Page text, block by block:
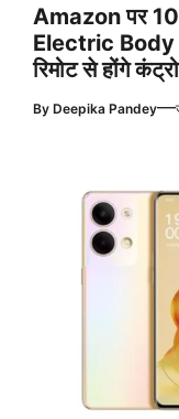
Amazon पर
Electric Body
रिमोट से होंगे
By Deepika Pandey—